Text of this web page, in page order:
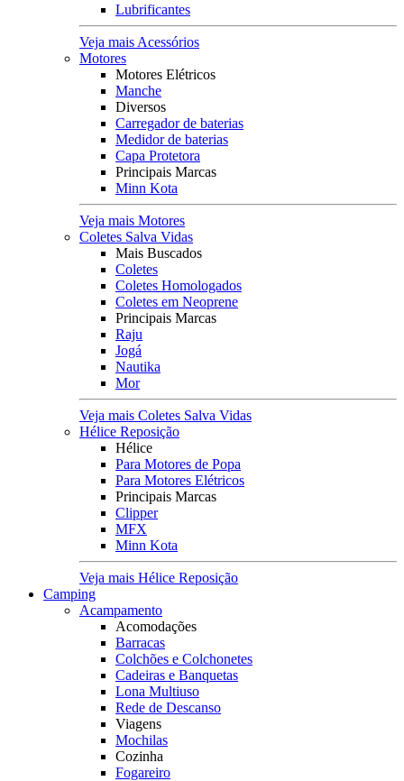
Lubrificantes
Veja mais Acessórios
Motores
Motores Elétricos
Manche
Diversos
Carregador de baterias
Medidor de baterias
Capa Protetora
Principais Marcas
Minn Kota
Veja mais Motores
Coletes Salva Vidas
Mais Buscados
Coletes
Coletes Homologados
Coletes em Neoprene
Principais Marcas
Raju
Jogá
Nautika
Mor
Veja mais Coletes Salva Vidas
Hélice Reposição
Hélice
Para Motores de Popa
Para Motores Elétricos
Principais Marcas
Clipper
MFX
Minn Kota
Veja mais Hélice Reposição
Camping
Acampamento
Acomodações
Barracas
Colchões e Colchonetes
Cadeiras e Banquetas
Lona Multiuso
Rede de Descanso
Viagens
Mochilas
Cozinha
Fogareiro